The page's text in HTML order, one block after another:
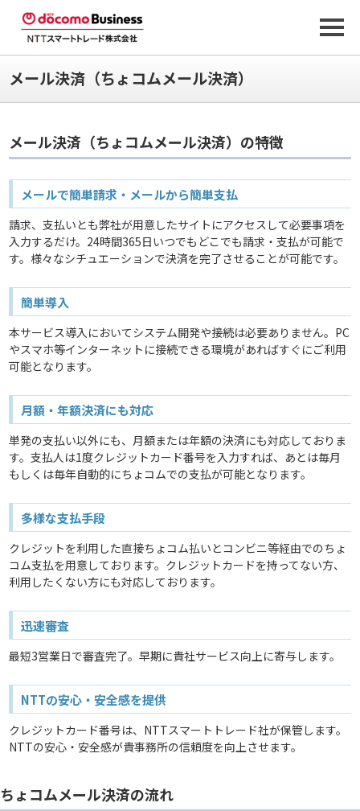
メール決済（ちょコムメール決済）
メール決済（ちょコムメール決済）の特徴
メールで簡単請求・メールから簡単支払
請求、支払いとも弊社が用意したサイトにアクセスして必要事項を
入力するだけ。24時間365日いつでもどこでも請求・支払が可能で
す。様々なシチュエーションで決済を完了させることが可能です。
簡単導入
本サービス導入においてシステム開発や接続は必要ありません。PC
やスマホ等インターネットに接続できる環境があればすぐにご利用
可能となります。
月額・年額決済にも対応
単発の支払い以外にも、月額または年額の決済にも対応しておりま
す。支払人は1度クレジットカード番号を入力すれば、あとは毎月
もしくは毎年自動的にちょコムでの支払が可能となります。
多様な支払手段
クレジットを利用した直接ちょコム払いとコンビニ等経由でのちょ
コム支払を用意しております。クレジットカードを持ってない方、
利用したくない方にも対応しております。
迅速審査
最短3営業日で審査完了。早期に貴社サービス向上に寄与します。
NTTの安心・安全感を提供
クレジットカード番号は、NTTスマートトレード社が保管します。
NTTの安心・安全感が貴事務所の信頼度を向上させます。
ちょコムメール決済の流れ